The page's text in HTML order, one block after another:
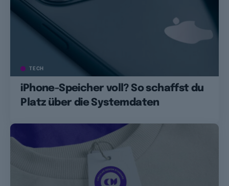
TECH
iPhone-Speicher voll? So schaffst du
Platz über die Systemdaten